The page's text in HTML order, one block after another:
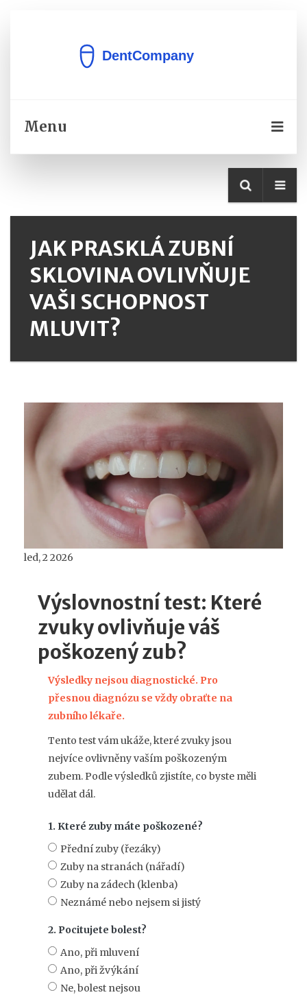
Menu
JAK PRASKLÁ ZUBNÍ
SKLOVINA OVLIVŇUJE
VAŠI SCHOPNOST
MLUVIT?
led, 2 2026
Výslovnostní test: Které
zvuky ovlivňuje váš
poškozený zub?
Tento test vám ukáže, které zvuky jsou
nejvíce ovlivněny vaším poškozeným
zubem. Podle výsledků zjistíte, co byste měli
udělat dál.
Výsledky nejsou diagnostické. Pro
přesnou diagnózu se vždy obraťte na
zubního lékaře.
1. Které zuby máte poškozené?
Přední zuby (řezáky)
Zuby na stranách (nářadí)
Zuby na zádech (klenba)
Neznámé nebo nejsem si jistý
2. Pocitujete bolest?
Ano, při mluvení
Ano, při žvýkání
Ne, bolest nejsou